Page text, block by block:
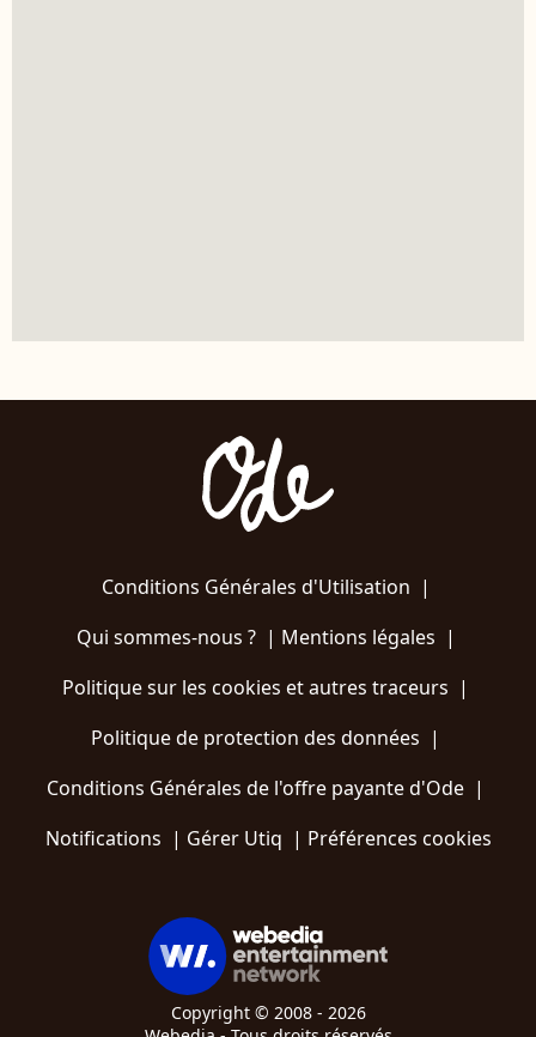
Conditions Générales d'Utilisation |
Qui sommes-nous ?| Mentions légales |
Politique sur les cookies et autres traceurs |
Politique de protection des données |
Conditions Générales de l'offre payante d'Ode |
Notifications | Gérer Utiq | Préférences cookies
Copyright © 2008 - 2026